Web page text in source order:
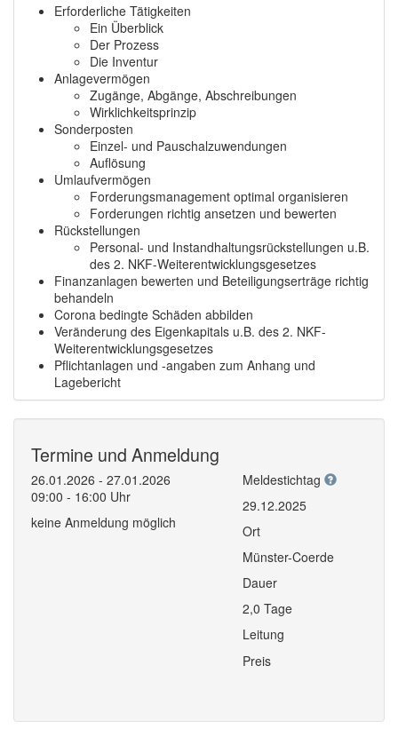
Erforderliche Tätigkeiten
Ein Überblick
Der Prozess
Die Inventur
Anlagevermögen
Zugänge, Abgänge, Abschreibungen
Wirklichkeitsprinzip
Sonderposten
Einzel- und Pauschalzuwendungen
Auflösung
Umlaufvermögen
Forderungsmanagement optimal organisieren
Forderungen richtig ansetzen und bewerten
Rückstellungen
Personal- und Instandhaltungsrückstellungen u.B.
des 2. NKF-Weiterentwicklungsgesetzes
Finanzanlagen bewerten und Beteiligungserträge richtig
behandeln
Corona bedingte Schäden abbilden
Veränderung des Eigenkapitals u.B. des 2. NKF-
Weiterentwicklungsgesetzes
Pflichtanlagen und -angaben zum Anhang und
Lagebericht
Termine und Anmeldung
26.01.2026 - 27.01.2026
09:00 - 16:00 Uhr
keine Anmeldung möglich
Meldestichtag
29.12.2025
Ort
Münster-Coerde
Dauer
2,0 Tage
Leitung
Preis